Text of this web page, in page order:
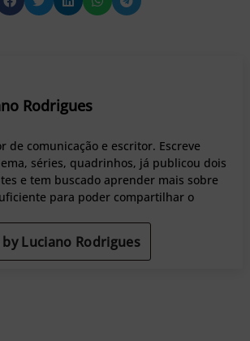
Rodrigues
de comunicação e escritor. Escreve
séries, quadrinhos, já publicou dois
e tem buscado aprender mais sobre
para poder compartilhar o
Luciano Rodrigues